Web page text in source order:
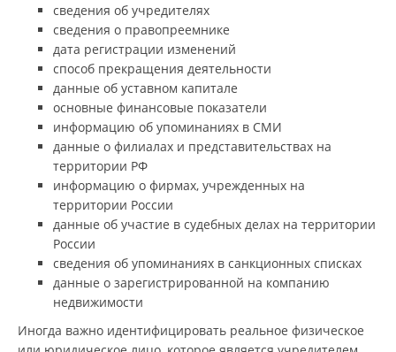
сведения об учредителях
сведения о правопреемнике
дата регистрации изменений
способ прекращения деятельности
данные об уставном капитале
основные финансовые показатели
информацию об упоминаниях в СМИ
данные о филиалах и представительствах на
территории РФ
информацию о фирмах, учрежденных на
территории России
данные об участие в судебных делах на территории
России
сведения об упоминаниях в санкционных списках
данные о зарегистрированной на компанию
недвижимости
Иногда важно идентифицировать реальное физическое